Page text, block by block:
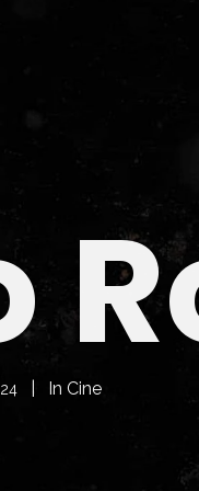
In Cine